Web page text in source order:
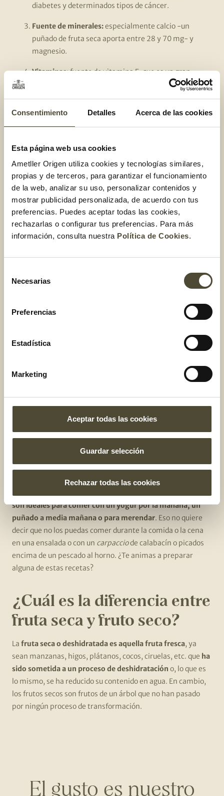
Consentimiento Detalles Acerca de las cookies
Esta página web usa cookies
Ametller Origen utiliza cookies y tecnologías similares,
propias y de terceros, para garantizar el funcionamiento
de la web, analizar su uso, personalizar contenidos y
mostrar publicidad personalizada, de acuerdo con tus
preferencias. Puedes aceptar todas las cookies,
rechazarlas o configurar tus preferencias. Para más
información, consulta nuestra Política de Cookies.
Necesarias
Preferencias
Estadística
Marketing
Aceptar todas las cookies
Guardar selección
Rechazar todas las cookies
diabetes y determinados tipos de cáncer.
Fuente de minerales:especialmente calcio -un
puñado de fruta seca aporta entre 28 y 70 mg- y
magnesio.
Vitaminas:fuente de vitamina E, que es un gran
antioxidante, y vitamina del grupo B como la vitamina
Rica en antioxidantes:que ayudan a mantener tus
células jóvenes.
Fuente de fibra:Aproximadamente te aporta entre 6
y 7 g de fibra por cada 100 g. La fibra te ayuda a
regular tu tránsito intestinal y acuidar tu microbiota
¿Engordan los frutos
secos?
. De todos
la cantidad diaria recomendada
kcal, por lo tanto, en el contexto de una dieta saludable, los
estos alimentos son cardiosaludables
y contribuyen a un
¿Cuál es la cantidad de frutos
secos que debes consumir?
Como te hemos indicado anteriormente,se recomiendan
entre 3 y 7 raciones, de unos 35 g, de frutos secos a la
y la mejor forma de consumirlos son crudos o
Cualquier hora del día es buena para comer este alimento
son ideales para comer con un yogur por la mañana, un
puñado a media mañana o para merendar. Eso no quiere
decir que no los puedas comer durante la comida o la cena
en una ensalada o con un carpacciode calabacín o picados
encima de un pescado al horno. ¿Te animas a preparar
alguna de estas recetas?
¿Cuál es la diferencia entre
fruta seca y fruto seco?
La fruta seca o deshidratada es aquella fruta fresca, ya
sean manzanas, higos, plátanos, cocos, ciruelas, etc. que ha
sido sometida a un proceso de deshidratación o, lo que es
lo mismo, se ha reducido su contenido en agua. En cambio,
los frutos secos son frutos de un árbol que no han pasado
por ningún proceso de transformación.
El gusto es nuestro